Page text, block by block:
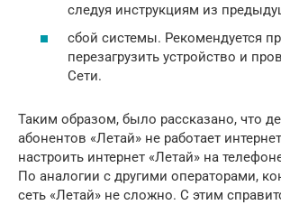
следуя инструкциям из
сбой системы. Рекомендуется
перезагрузить устройство и
Сети.
Таким образом, было рассказано, что
абонентов «Летай» не работает
настроить интернет «Летай» на
По аналогии с другими операторами,
сеть «Летай» не сложно. С этим